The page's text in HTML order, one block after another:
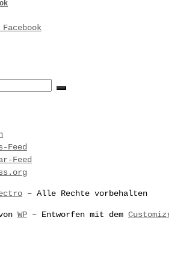
Facebook
Suchen …
Feed
Feed
– Alle Rechte vorbehalten
WP – Entworfen mit dem